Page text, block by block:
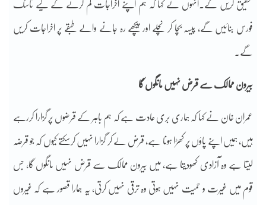
تحقیق کریں گے۔انہوں نے کہا کہ ہم اپنے اخراجات کم کرنے کے لیے ٹاسک
فورس بنائیں گے، پیسہ بچا کر نچلے اور پیچھے رہ جانے والے طبقے پر اخراجات کریں
گے۔
بیرون ممالک سے قرض نہیں مانگوں گا
عمران خان نے کہا کہ ہماری بری عادت ہے کہ ہم باہر کے قرضوں پر گزارا کررہے
ہیں، ہمیں اپنے پاؤں پر کھڑا ہونا ہے، قرض لے کر گزارا نہیں کرسکتے کیوں کہ جو قرضہ
لیتا ہے وہ آزادی کھودیتا ہے، میں بیرون ممالک سے قرض نہیں مانگوں گا، جس
قوم میں غیرت و حمیت نہیں ہوتی وہ ترقی نہیں کرتی، یہ ہمارا قصور ہے کہ غیروں